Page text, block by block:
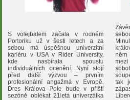
S volejbalem začala v rodném
Portoriku už v šesti letech a za
sebou má úspěšnou univerzitní
kariéru v USA v Rider University,
kde nasbírala spoustu
individuálních ocenění. Nyní stojí
před další výzvou – prvním
profesionální angažmá v Evropě.
Dres Králova Pole bude v příští
sezóně oblékat 21letá univerzálka
něm
tak